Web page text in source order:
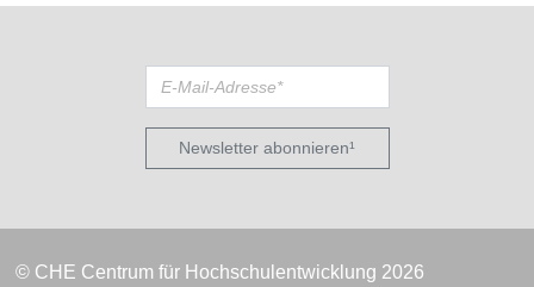
Newsletter abonnieren¹
© CHE Centrum für Hochschulentwicklung 2026